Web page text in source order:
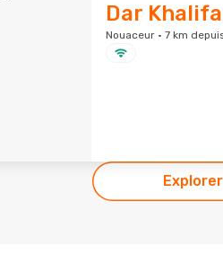
Dar
Nouaceur · 7 km